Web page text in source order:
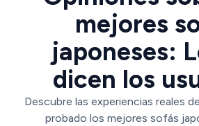
mejores
japoneses:
dicen los
Descubre las experiencias reales
probado los mejores sofás